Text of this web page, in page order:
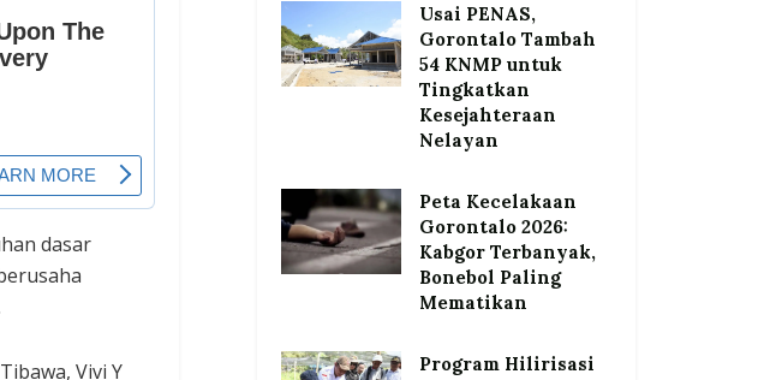
dasar
Vivi Y
Usai PENAS,
Gorontalo Tambah
54 KNMP untuk
Tingkatkan
Kesejahteraan
Nelayan
Peta Kecelakaan
Gorontalo 2026:
Kabgor Terbanyak,
Bonebol Paling
Mematikan
Program Hilirisasi